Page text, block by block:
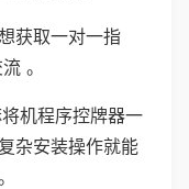
获取一对一指
。
机程序控牌器一
杂安装操作就能